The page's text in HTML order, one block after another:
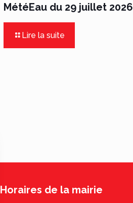
MétéEau du 29 juillet 2026
Lire la suite
Horaires de la mairie